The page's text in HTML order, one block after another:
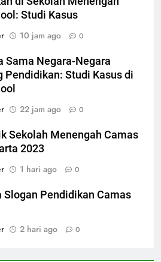
Studi Kasus
10 jam ago 0
Sama Negara-Negara
Pendidikan: Studi Kasus di
22 jam ago 0
Sekolah Menengah Camas
2023
1 hari ago 0
Pendidikan Camas
2 hari ago 0